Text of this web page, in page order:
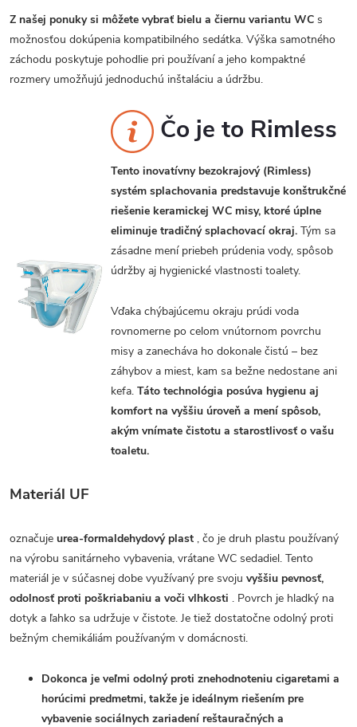
Z našej ponuky si môžete vybrať bielu a čiernu variantu WC s
možnosťou dokúpenia kompatibilného sedátka. Výška samotného
záchodu poskytuje pohodlie pri používaní a jeho kompaktné
rozmery umožňujú jednoduchú inštaláciu a údržbu.
Čo je to Rimless
Tento inovatívny bezokrajový (Rimless)
systém splachovania predstavuje konštrukčné
riešenie keramickej WC misy, ktoré úplne
eliminuje tradičný splachovací okraj. Tým sa
zásadne mení priebeh prúdenia vody, spôsob
údržby aj hygienické vlastnosti toalety.
Vďaka chýbajúcemu okraju prúdi voda
rovnomerne po celom vnútornom povrchu
misy a zanecháva ho dokonale čistú – bez
záhybov a miest, kam sa bežne nedostane ani
kefa.Táto technológia posúva hygienu aj
komfort na vyššiu úroveň a mení spôsob,
akým vnímate čistotu a starostlivosť o vašu
toaletu.
Materiál UF
označuje urea-formaldehydový plast , čo je druh plastu používaný
na výrobu sanitárneho vybavenia, vrátane WC sedadiel. Tento
materiál je v súčasnej dobe využívaný pre svoju vyššiu pevnosť,
odolnosť proti poškriabaniu a voči vlhkosti . Povrch je hladký na
dotyk a ľahko sa udržuje v čistote. Je tiež dostatočne odolný proti
bežným chemikáliám používaným v domácnosti.
Dokonca je veľmi odolný proti znehodnoteniu cigaretami a
horúcimi predmetmi, takže je ideálnym riešením pre
vybavenie sociálnych zariadení reštauračných a